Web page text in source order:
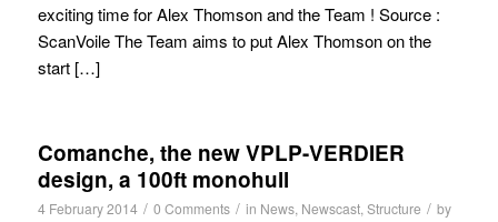
exciting time for Alex Thomson and the Team ! Source :
ScanVoile The Team aims to put Alex Thomson on the
start […]
Comanche, the new VPLP-VERDIER
design, a 100ft monohull
4 February 2014 / 0 Comments / in News, Newscast, Structure / by